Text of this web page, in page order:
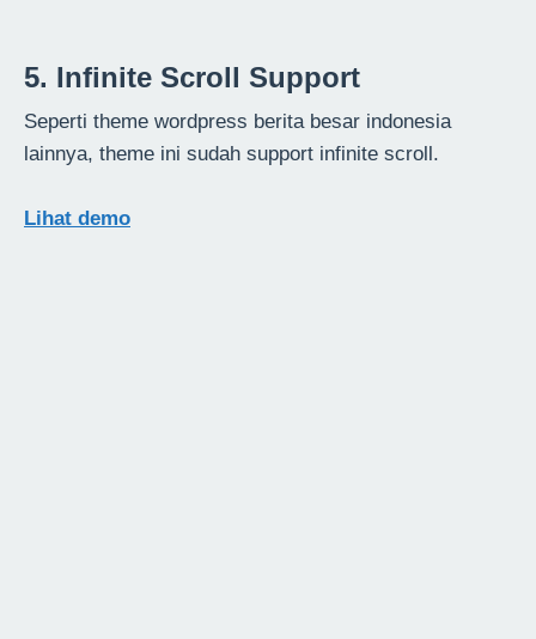
5. Infinite Scroll Support
Seperti theme wordpress berita besar indonesia
lainnya, theme ini sudah support infinite scroll.
Lihat demo